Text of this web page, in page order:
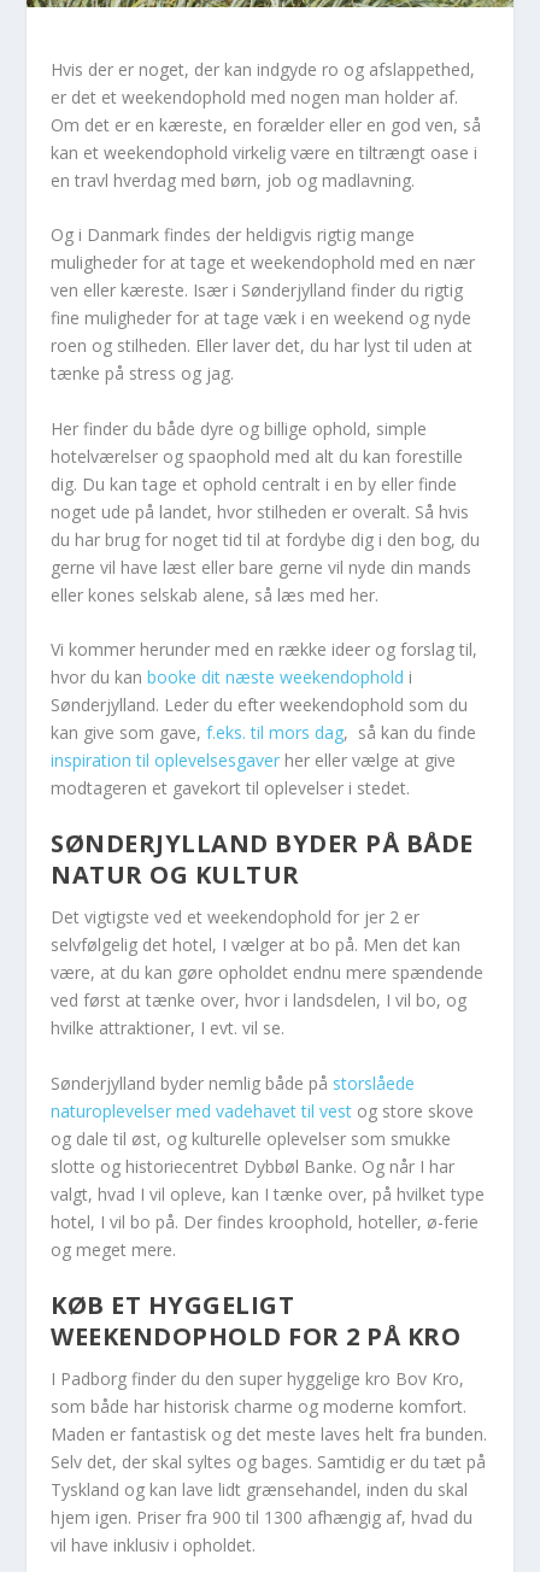
Hvis der er noget, der kan indgyde ro og afslappethed,
er det et weekendophold med nogen man holder af.
Om det er en kæreste, en forælder eller en god ven, så
kan et weekendophold virkelig være en tiltrængt oase i
en travl hverdag med børn, job og madlavning.
Og i Danmark findes der heldigvis rigtig mange
muligheder for at tage et weekendophold med en nær
ven eller kæreste. Især i Sønderjylland finder du rigtig
fine muligheder for at tage væk i en weekend og nyde
roen og stilheden. Eller laver det, du har lyst til uden at
tænke på stress og jag.
Her finder du både dyre og billige ophold, simple
hotelværelser og spaophold med alt du kan forestille
dig. Du kan tage et ophold centralt i en by eller finde
noget ude på landet, hvor stilheden er overalt. Så hvis
du har brug for noget tid til at fordybe dig i den bog, du
gerne vil have læst eller bare gerne vil nyde din mands
eller kones selskab alene, så læs med her.
Vi kommer herunder med en række ideer og forslag til,
hvor du kanbooke dit næste weekendophold i
Sønderjylland. Leder du efter weekendophold som du
kan give som gave,f.eks. til mors dag, så kan du finde
inspiration til oplevelsesgaver her eller vælge at give
modtageren et gavekort til oplevelser i stedet.
SØNDERJYLLAND BYDER PÅ BÅDE
NATUR OG KULTUR
Det vigtigste ved et weekendophold for jer 2 er
selvfølgelig det hotel, I vælger at bo på. Men det kan
være, at du kan gøre opholdet endnu mere spændende
ved først at tænke over, hvor i landsdelen, I vil bo, og
hvilke attraktioner, I evt. vil se.
Sønderjylland byder nemlig både på storslåede
naturoplevelser med vadehavet til vest og store skove
og dale til øst, og kulturelle oplevelser som smukke
slotte og historiecentret Dybbøl Banke. Og når I har
valgt, hvad I vil opleve, kan I tænke over, på hvilket type
hotel, I vil bo på. Der findes kroophold, hoteller, ø-ferie
og meget mere.
KØB ET HYGGELIGT
WEEKENDOPHOLD FOR 2 PÅ KRO
I Padborg finder du den super hyggelige kro Bov Kro,
som både har historisk charme og moderne komfort.
Maden er fantastisk og det meste laves helt fra bunden.
Selv det, der skal syltes og bages. Samtidig er du tæt på
Tyskland og kan lave lidt grænsehandel, inden du skal
hjem igen. Priser fra 900 til 1300 afhængig af, hvad du
vil have inklusiv i opholdet.